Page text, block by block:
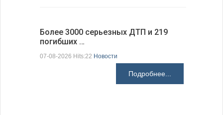
Более 3000 серьезных ДТП и 219
погибших …
07-08-2026 Hits:22 Новости
Подробнее...